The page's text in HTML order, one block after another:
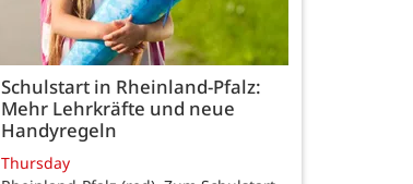
Schulstart in Rheinland-Pfalz:
Mehr Lehrkräfte und neue
Handyregeln
Thursday